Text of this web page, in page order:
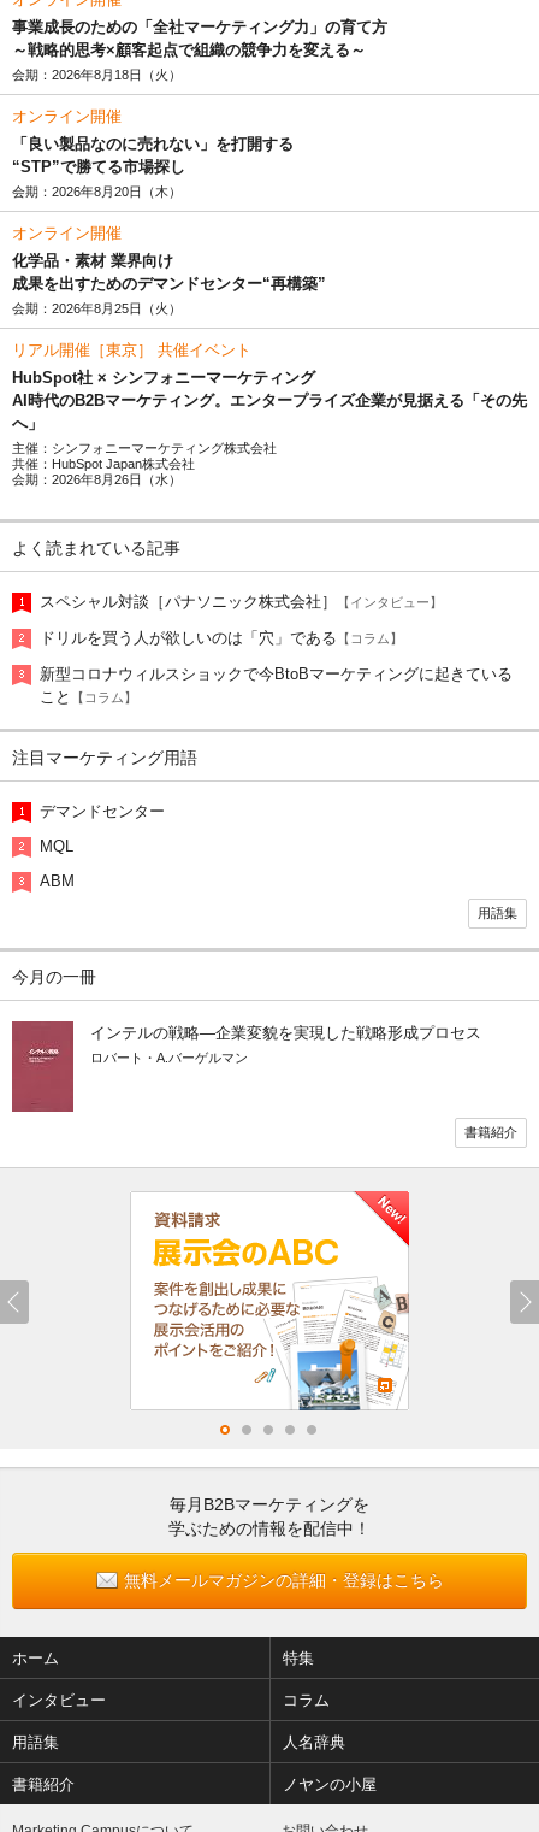
事業成長のための「全社マーケティング力」の育て方
～戦略的思考×顧客起点で組織の競争力を変える～
会期：2026年8月18日（火）
オンライン開催
「良い製品なのに売れない」を打開する
“STP”で勝てる市場探し
会期：2026年8月20日（木）
オンライン開催
化学品・素材 業界向け
成果を出すためのデマンドセンター“再構築”
会期：2026年8月25日（火）
リアル開催［東京］ 共催イベント
HubSpot社 × シンフォニーマーケティング
AI時代のB2Bマーケティング。エンタープライズ企業が見据える「その先
へ」
主催：シンフォニーマーケティング株式会社
共催：HubSpot Japan株式会社
会期：2026年8月26日（水）
よく読まれている記事
スペシャル対談［パナソニック株式会社］ 【インタビュー】
ドリルを買う人が欲しいのは「穴」である 【コラム】
新型コロナウィルスショックで今BtoBマーケティングに起きている
こと
【コラム】
注目マーケティング用語
デマンドセンター
MQL
ABM
用語集
今月の一冊
インテルの戦略―企業変貌を実現した戦略形成プロセス
ロバート・A.バーゲルマン
書籍紹介
毎月B2Bマーケティングを
学ぶための情報を配信中！
無料メールマガジンの詳細・登録はこちら
ホーム 特集
インタビュー コラム
用語集 人名辞典
書籍紹介 ノヤンの小屋